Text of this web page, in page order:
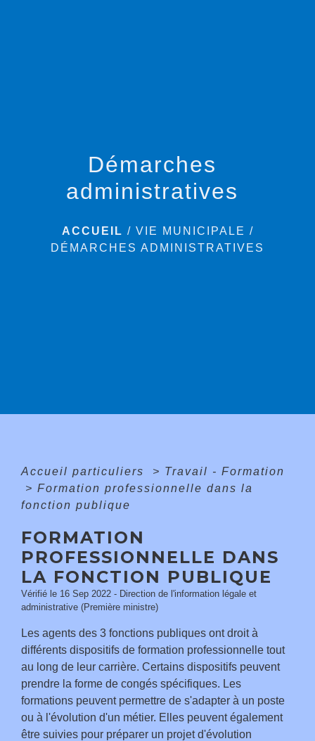
Démarches
administratives
ACCUEIL / VIE MUNICIPALE /
DÉMARCHES ADMINISTRATIVES
Accueil particuliers > Travail - Formation
> Formation professionnelle dans la
fonction publique
FORMATION
PROFESSIONNELLE DANS
LA FONCTION PUBLIQUE
Vérifié le 16 Sep 2022 - Direction de l'information légale et
administrative (Première ministre)
Les agents des 3 fonctions publiques ont droit à
différents dispositifs de formation professionnelle tout
au long de leur carrière. Certains dispositifs peuvent
prendre la forme de congés spécifiques. Les
formations peuvent permettre de s'adapter à un poste
ou à l'évolution d'un métier. Elles peuvent également
être suivies pour préparer un projet d'évolution